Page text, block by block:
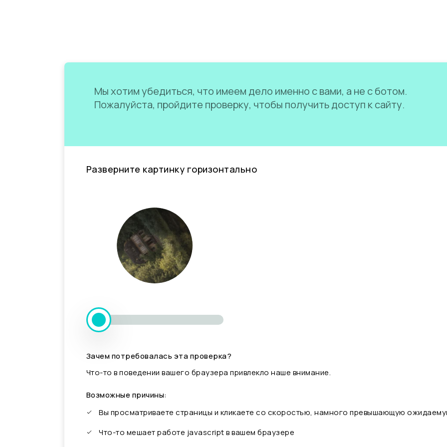
Мы хотим убедиться, что имеем дело именно с вами, а не с ботом.
Пожалуйста, пройдите проверку, чтобы получить доступ к сайту.
Разверните картинку горизонтально
Зачем потребовалась эта проверка?
Что-то в поведении вашего браузера привлекло наше внимание.
Возможные причины:
Вы просматриваете страницы и кликаете со скоростью, намного превышающую
Что-то мешает работе javascript в вашем браузере